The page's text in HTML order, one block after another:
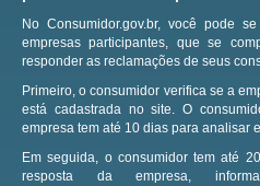
No Consumidor.gov.br, você pode
empresas participantes, que se
responder as reclamações de seus
Primeiro, o consumidor verifica se a
está cadastrada no site.O
empresa tem até 10 dias para analisar
Em seguida, o consumidor tem até
resposta da empresa,